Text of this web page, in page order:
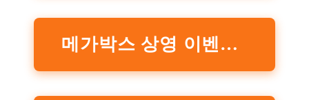
메가박스 상영 이벤트 공식홈페이지 확인하기